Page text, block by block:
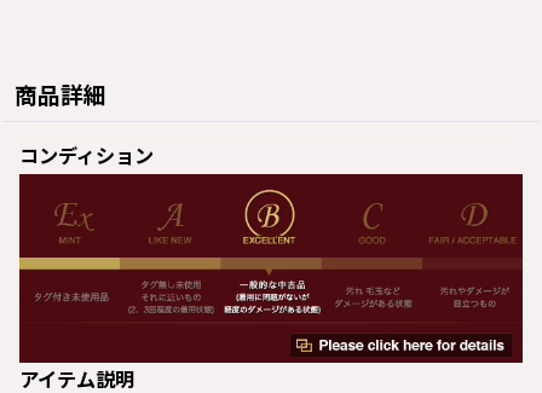
商品詳細
コンディション
アイテム説明